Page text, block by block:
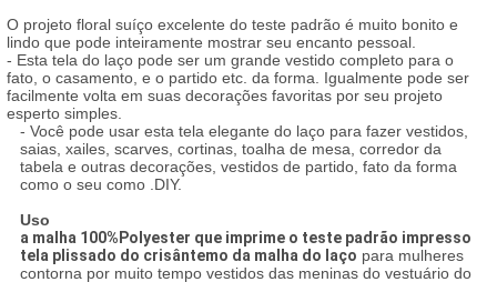
O projeto floral suíço excelente do teste padrão é muito bonito e
lindo que pode inteiramente mostrar seu encanto pessoal.
- Esta tela do laço pode ser um grande vestido completo para o
fato, o casamento, e o partido etc. da forma. Igualmente pode ser
facilmente volta em suas decorações favoritas por seu projeto
esperto simples.
- Você pode usar esta tela elegante do laço para fazer vestidos,
saias, xailes, scarves, cortinas, toalha de mesa, corredor da
tabela e outras decorações, vestidos de partido, fato da forma
como o seu como .DIY.
Uso
a malha 100%Polyester que imprime o teste padrão impresso
tela plissado do crisântemo da malha do laço para mulheres
contorna por muito tempo vestidos das meninas do vestuário do